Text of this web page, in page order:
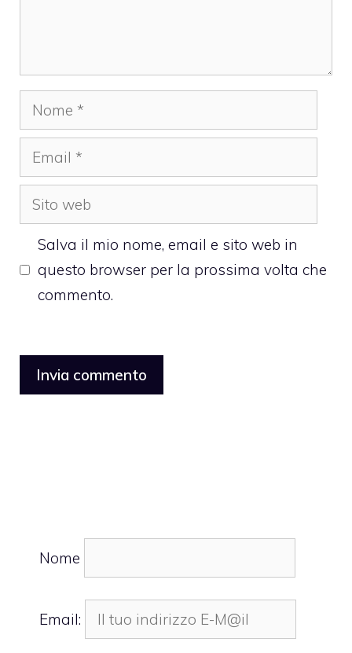
Nome
Email
Sito
web
Salva il mio nome, email e sito web in
questo browser per la prossima volta che
commento.
Nome
Email: